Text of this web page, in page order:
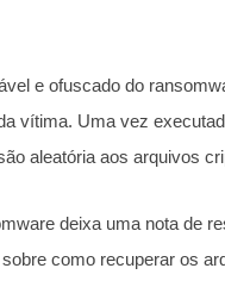
e ofuscado do
vítima. Uma vez
aleatória aos arquivos
deixa uma nota de
como recuperar os